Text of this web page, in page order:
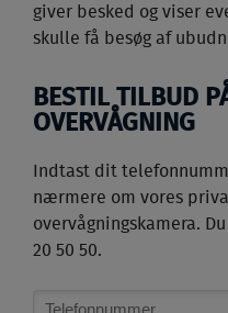
giver besked og viser
skulle få besøg af
BESTIL TILBUD
OVERVÅGNING
Indtast dit
nærmere om vores
overvågningskamera.
20 50 50.
Phone